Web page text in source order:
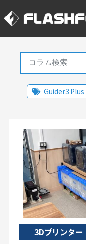
Guider3 Plus
3Dプリンター